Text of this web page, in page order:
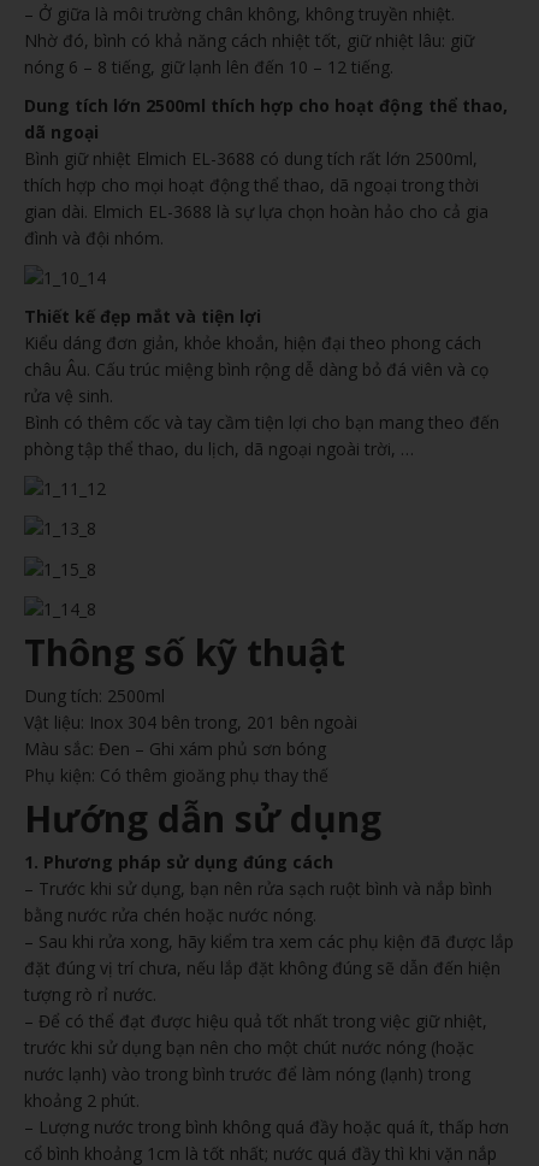
– Ở giữa là môi trường chân không, không truyền nhiệt.
Nhờ đó, bình có khả năng cách nhiệt tốt, giữ nhiệt lâu: giữ
nóng 6 – 8 tiếng, giữ lạnh lên đến 10 – 12 tiếng.
Dung tích lớn 2500ml thích hợp cho hoạt động thể thao,
dã ngoại
Bình giữ nhiệt Elmich EL-3688 có dung tích rất lớn 2500ml,
thích hợp cho mọi hoạt động thể thao, dã ngoại trong thời
gian dài. Elmich EL-3688 là sự lựa chọn hoàn hảo cho cả gia
đình và đội nhóm.
Thiết kế đẹp mắt và tiện lợi
Kiểu dáng đơn giản, khỏe khoắn, hiện đại theo phong cách
châu Âu. Cấu trúc miệng bình rộng dễ dàng bỏ đá viên và cọ
rửa vệ sinh.
Bình có thêm cốc và tay cầm tiện lợi cho bạn mang theo đến
phòng tập thể thao, du lịch, dã ngoại ngoài trời, …
Thông số kỹ thuật
Dung tích: 2500ml
Vật liệu: Inox 304 bên trong, 201 bên ngoài
Màu sắc: Đen – Ghi xám phủ sơn bóng
Phụ kiện: Có thêm gioăng phụ thay thế
Hướng dẫn sử dụng
1. Phương pháp sử dụng đúng cách
– Trước khi sử dụng, bạn nên rửa sạch ruột bình và nắp bình
bằng nước rửa chén hoặc nước nóng.
– Sau khi rửa xong, hãy kiểm tra xem các phụ kiện đã được lắp
đặt đúng vị trí chưa, nếu lắp đặt không đúng sẽ dẫn đến hiện
tượng rò rỉ nước.
– Để có thể đạt được hiệu quả tốt nhất trong việc giữ nhiệt,
trước khi sử dụng bạn nên cho một chút nước nóng (hoặc
nước lạnh) vào trong bình trước để làm nóng (lạnh) trong
khoảng 2 phút.
– Lượng nước trong bình không quá đầy hoặc quá ít, thấp hơn
cổ bình khoảng 1cm là tốt nhất; nước quá đầy thì khi vặn nắp